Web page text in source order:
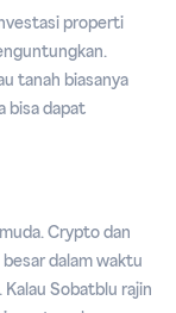
properti
tanah biasanya
bisa dapat
Crypto dan
dalam waktu
Sobatblu rajin